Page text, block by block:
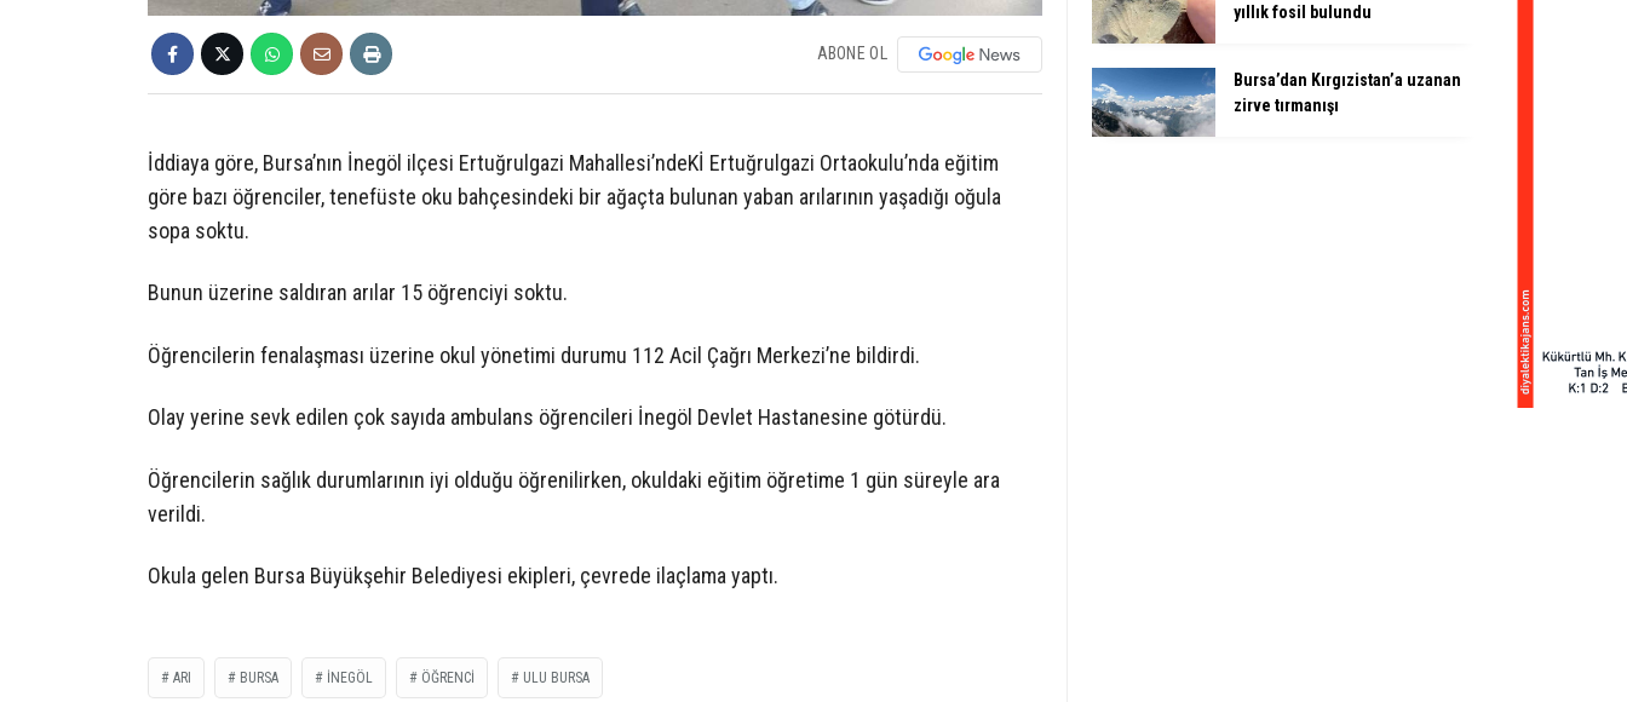
ABONE OL
İddiaya göre, Bursa’nın İnegöl ilçesi Ertuğrulgazi Mahallesi’ndeKİ Ertuğrulgazi Ortaokulu’nda eğitim
göre bazı öğrenciler, tenefüste oku bahçesindeki bir ağaçta bulunan yaban arılarının yaşadığı oğula
sopa soktu.
Bunun üzerine saldıran arılar 15 öğrenciyi soktu.
Öğrencilerin fenalaşması üzerine okul yönetimi durumu 112 Acil Çağrı Merkezi’ne bildirdi.
Olay yerine sevk edilen çok sayıda ambulans öğrencileri İnegöl Devlet Hastanesine götürdü.
Öğrencilerin sağlık durumlarının iyi olduğu öğrenilirken, okuldaki eğitim öğretime 1 gün süreyle ara
verildi.
Okula gelen Bursa Büyükşehir Belediyesi ekipleri, çevrede ilaçlama yaptı.
ARI BURSA INEGÖL ÖĞRENCI ULU BURSA
yıllık fosil bulundu
Bursa’dan Kırgızistan’a uzanan
zirve tırmanışı